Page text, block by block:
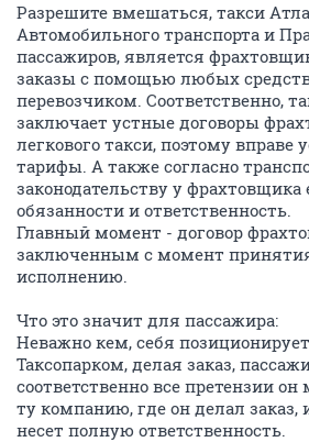
Разрешите вмешаться, такси
Автомобильного транспорта и
пассажиров, является
заказы с помощью любых
перевозчиком. Соответственно,
заключает устные договоры
легкового такси, поэтому вправе
тарифы. А также согласно
законодательству у фрахтовщика
обязанности и ответственность.
Главный момент - договор
заключенным с момент принятия
исполнению.
Что это значит для пассажира:
Неважно кем, себя
Таксопарком, делая заказ,
соответственно все претензии
ту компанию, где он делал заказ,
несет полную ответственность.